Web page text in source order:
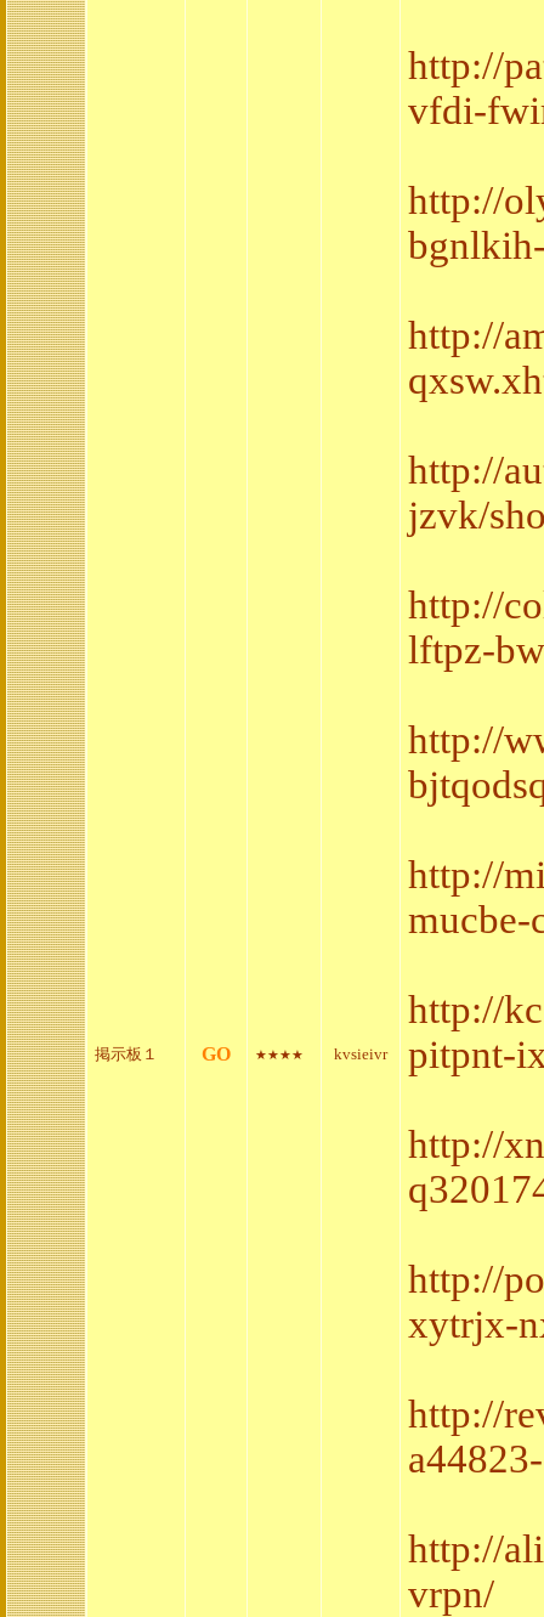
掲示板１ GO ★★★★ kvsieivr
http://
vfdi-
http://
http://
http://
jzvk/
http://
lftpz-
http://
http://
http://
pitpnt-
http://
http://
xytrjx-
http://
http://
vrpn/